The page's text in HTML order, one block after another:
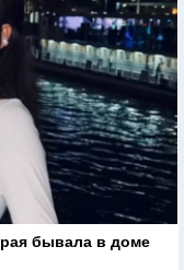
бывала в доме